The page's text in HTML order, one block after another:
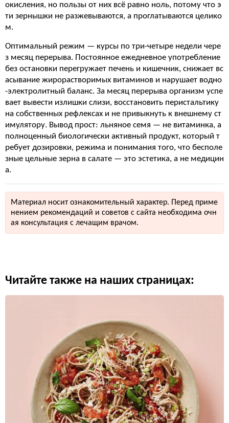
окисления, но пользы от них всё равно ноль, потому что э
ти зернышки не разжевываются, а проглатываются целико
м.
Оптимальный режим — курсы по три-четыре недели чере
з месяц перерыва. Постоянное ежедневное употребление
без остановки перегружает печень и кишечник, снижает вс
асывание жирорастворимых витаминов и нарушает водно
-электролитный баланс. За месяц перерыва организм успе
вает вывести излишки слизи, восстановить перистальтику
на собственных рефлексах и не привыкнуть к внешнему ст
имулятору. Вывод прост: льняное семя — не витаминка, а
полноценный биологически активный продукт, который т
ребует дозировки, режима и понимания того, что бесполе
зные цельные зерна в салате — это эстетика, а не медицин
а.
Материал носит ознакомительный характер. Перед приме
нением рекомендаций и советов с сайта необходима очн
ая консультация с лечащим врачом.
Читайте также на наших страницах: